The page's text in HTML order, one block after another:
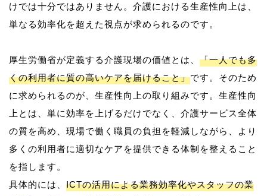
けでは十分ではありません。介護における生産性向上は、
単なる効率化を超えた視点が求められるのです。
厚生労働省が定義する介護現場の価値とは、 「一人でも多
くの利用者に質の高いケアを届けること」です。そのため
に求められるのが、生産性向上の取り組みです。生産性向
上とは、単に効率を上げるだけでなく、介護サービス全体
の質を高め、現場で働く職員の負担を軽減しながら、より
多くの利用者に適切なケアを提供できる体制を整えること
を指します。
具体的には、 ICTの活用による業務効率化やスタッフの業